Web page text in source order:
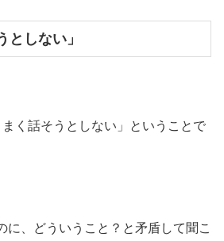
しない」
く話そうとしない」ということで
に、どういうこと？と矛盾して聞こ